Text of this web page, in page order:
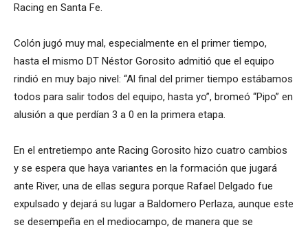
Racing en Santa Fe.
Colón jugó muy mal, especialmente en el primer tiempo,
hasta el mismo DT Néstor Gorosito admitió que el equipo
rindió en muy bajo nivel: “Al final del primer tiempo estábamos
todos para salir todos del equipo, hasta yo”, bromeó “Pipo” en
alusión a que perdían 3 a 0 en la primera etapa.
En el entretiempo ante Racing Gorosito hizo cuatro cambios
y se espera que haya variantes en la formación que jugará
ante River, una de ellas segura porque Rafael Delgado fue
expulsado y dejará su lugar a Baldomero Perlaza, aunque este
se desempeña en el mediocampo, de manera que se